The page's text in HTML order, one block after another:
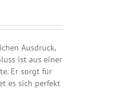
Ausdruck,
ist aus einer
Er sorgt für
es sich perfekt